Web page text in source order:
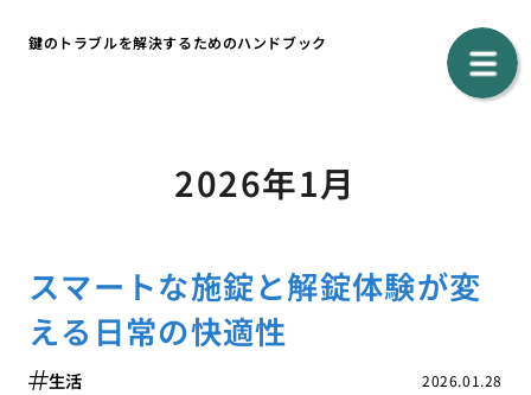
鍵のトラブルを解決するためのハンドブック
2026年1月
スマートな施錠と解錠体験が変
える日常の快適性
2026.01.28
生活